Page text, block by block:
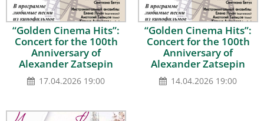
“Golden Сinema Hits”:
Concert for the 100th
Anniversary of
Alexander Zatsepin
17.04.2026 19:00
“Golden Сinema Hits”:
Concert for the 100th
Anniversary of
Alexander Zatsepin
14.04.2026 19:00